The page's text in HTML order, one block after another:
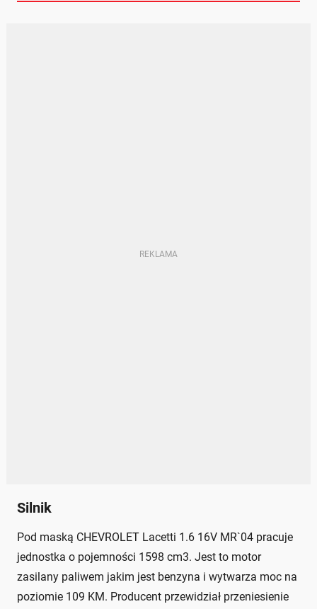
Silnik
Pod maską CHEVROLET Lacetti 1.6 16V MR`04 pracuje
jednostka o pojemności 1598 cm3. Jest to motor
zasilany paliwem jakim jest benzyna i wytwarza moc na
poziomie 109 KM. Producent przewidział przeniesienie